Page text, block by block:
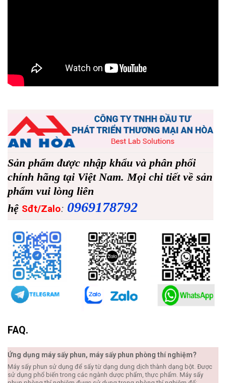
Sản phẩm được nhập khẩu và phân phối
chính hãng tại Việt Nam. Mọi chi tiết về sản
phẩm vui lòng liên
hệ Sđt/Zalo: 0969178792
FAQ.
Ứng dụng máy sấy phun, máy sấy phun phòng thí nghiệm?
Máy sấy phun sử dụng để sấy từ dạng dung dịch thành dạng bột. Được
sử dụng phổ biến trong các ngành dược phẩm, thực phẩm. Máy sấy